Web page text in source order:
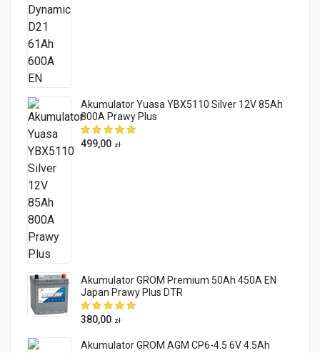
Akumulator Yuasa YBX5110 Silver 12V 85Ah
800A Prawy Plus
499,00 zł
Akumulator GROM Premium 50Ah 450A EN
Japan Prawy Plus DTR
380,00 zł
Akumulator GROM AGM CP6-4.5 6V 4.5Ah